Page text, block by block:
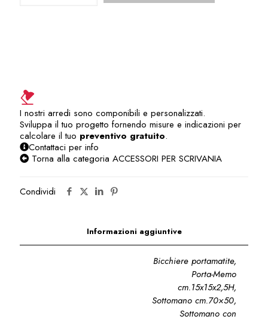
I nostri arredi sono componibili e personalizzati.
Sviluppa il tuo progetto fornendo misure e indicazioni per
calcolare il tuo preventivo gratuito.
Contattaci per info
Torna alla categoria ACCESSORI PER SCRIVANIA
Condividi
Informazioni aggiuntive
Bicchiere portamatite,
Porta-Memo
cm.15x15x2,5H,
Sottomano cm.70×50,
Sottomano con